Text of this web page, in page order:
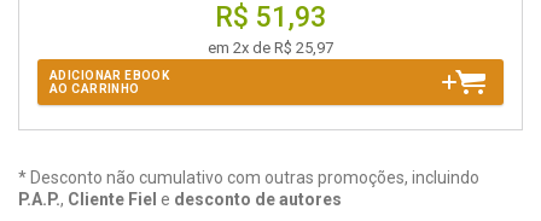
R$ 51,93
em 2x de R$ 25,97
ADICIONAR EBOOK
AO CARRINHO
* Desconto não cumulativo com outras promoções, incluindo
P.A.P., Cliente Fiel e desconto de autores